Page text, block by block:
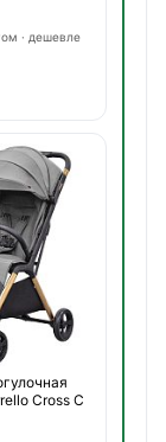
· дешевле
Cross C